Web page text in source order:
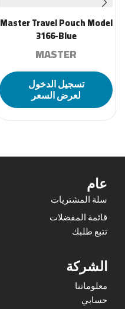
Master Travel Pouch Model
3166-Blue
MASTER
تسجيل الدخول
لعرض السعر
عام
سلة المشتريات
قائمة المفضلات
تتبع طلبك
الشركة
معلوماتنا
حسابي